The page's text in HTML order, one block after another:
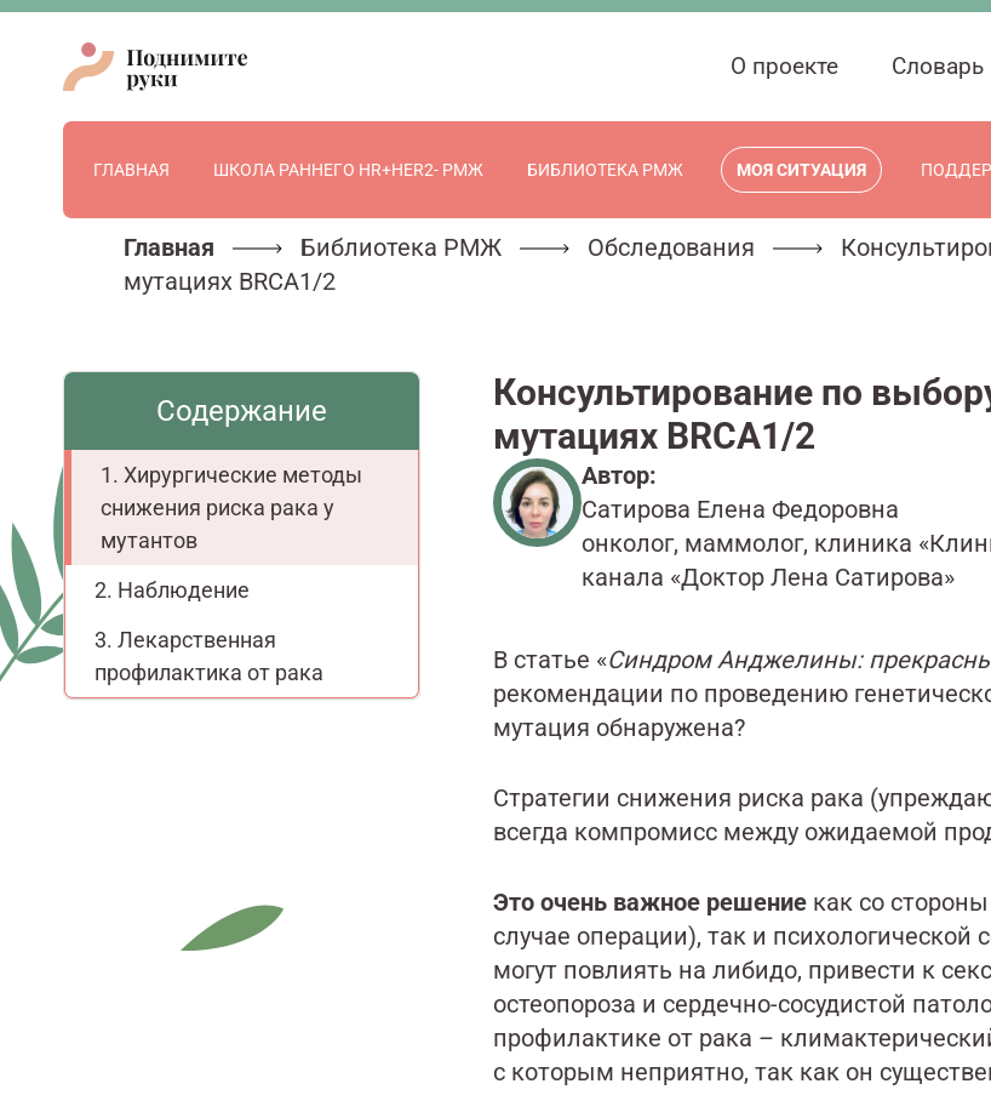
О проекте Словарь
ГЛАВНАЯ ШКОЛА РАННЕГО HR+HER2- РМЖ БИБЛИОТЕКА РМЖ МОЯ СИТУАЦИЯ
Главная Библиотека РМЖ Обследования
мутациях BRCA1/2
Содержание
Хирургические методы
снижения риска рака у
мутантов
Наблюдение
Лекарственная
профилактика от рака
Консультирование по
мутациях BRCA1/2
Автор:
Сатирова Елена Федоровна
онколог, маммолог, клиника
канала «Доктор Лена Сатирова»
В статье «Синдром Анджелины:
рекомендации по проведению
мутация обнаружена?
Стратегии снижения риска рака
всегда компромисс между ожидаемой
Это очень важное решение как со
случае операции), так и
могут повлиять на либидо, привести к
остеопороза и сердечно-сосудистой
профилактике от рака –
с которым неприятно, так как он